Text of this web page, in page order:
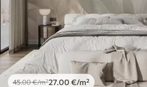
45.00€/m²27 .00 €/m²